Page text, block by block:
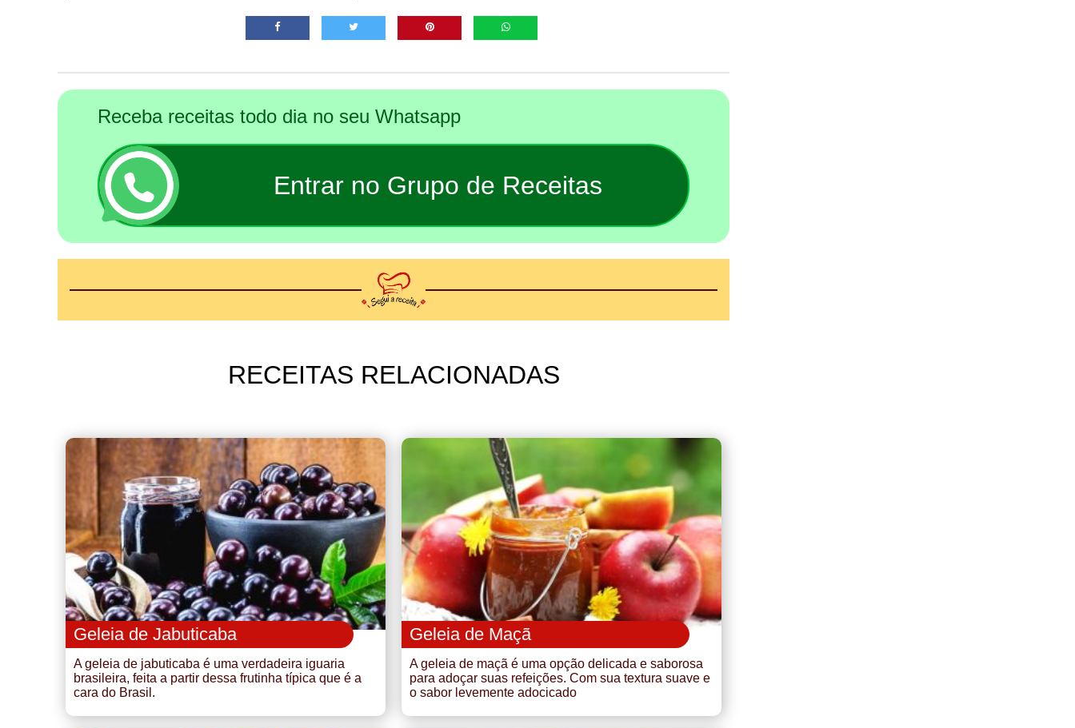
Receba receitas todo dia no seu Whatsapp
Entrar no Grupo de Receitas
RECEITAS RELACIONADAS
Geleia de Jabuticaba
A geleia de jabuticaba é uma verdadeira iguaria
brasileira, feita a partir dessa frutinha típica que é a
cara do Brasil.
Geleia de Maçã
A geleia de maçã é uma opção delicada e saborosa
para adoçar suas refeições. Com sua textura suave e
o sabor levemente adocicado